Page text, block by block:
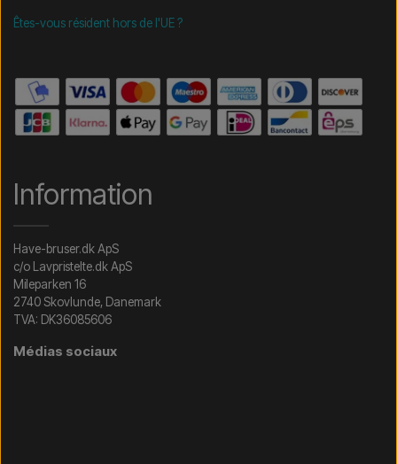
Êtes-vous résident hors de l'UE ?
Information
Have-bruser.dk ApS
c/o Lavpristelte.dk ApS
Mileparken 16
2740 Skovlunde, Danemark
TVA: DK36085606
Médias sociaux